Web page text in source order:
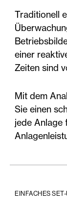
Traditionell
einer
Zeiten sind
Mit dem
Sie einen
jede Anlage
EINFACHES